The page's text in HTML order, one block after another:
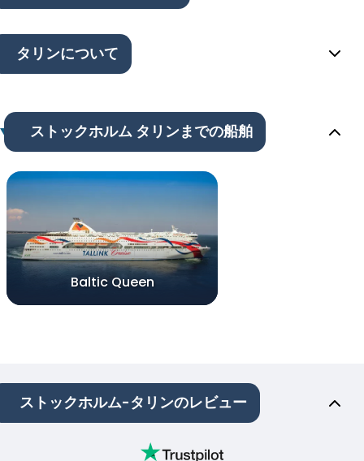
タリンについて
ストックホルム タリンまでの船舶
Baltic Queen
ストックホルム-タリンのレビュー